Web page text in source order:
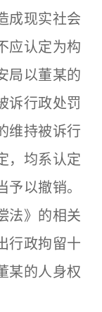
成现实社会
应认定为构
局以董某的
诉行政处罚
维持被诉行
，均系认定
以撤销。
法》的相关
行政拘留十
某的人身权